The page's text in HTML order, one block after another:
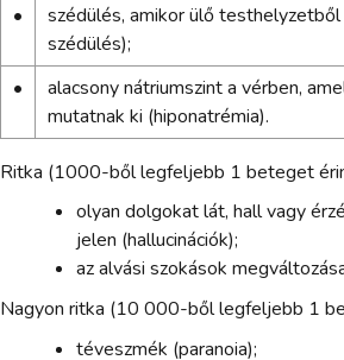
•
szédülés, amikor ülő
szédülés);
•
alacsony nátriumszint a vérben,
mutatnak ki (hiponatrémia).
Ritka (1000-ből legfeljebb 1 beteget
olyan dolgokat lát, hall vagy
jelen (hallucinációk);
az alvási szokások
Nagyon ritka (10 000-ből legfeljebb 1
téveszmék (paranoia);